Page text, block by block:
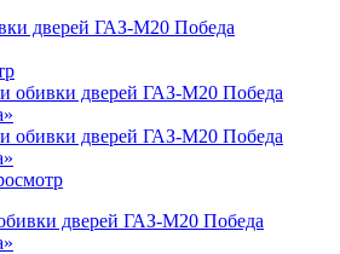
дверей ГАЗ-М20 Победа